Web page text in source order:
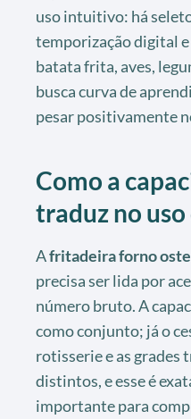
uso intuitivo: há
temporização digital
batata frita, aves,
busca curva de
pesar positivamente
Como a
traduz no
Afritadeira forno
precisa ser lida por
número bruto. A
como conjunto; já o
rotisserie e as grades
distintos, e esse é
importante para